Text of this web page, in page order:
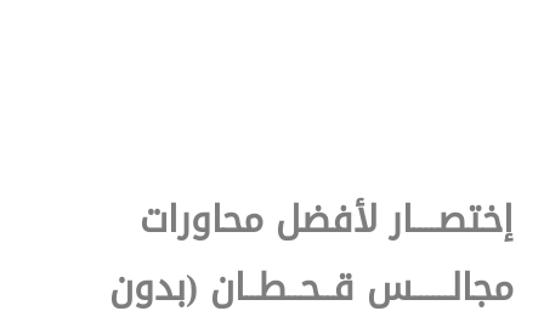
إختصــــار لأفضل محاورات
مجالــــــس قــحــطــان (بدون